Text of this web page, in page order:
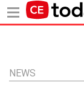
Inhalt
NEWS